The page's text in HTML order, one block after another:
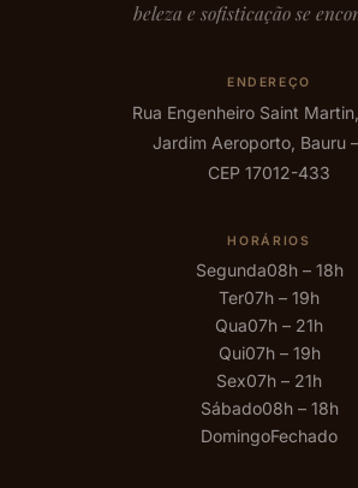
beleza e sofisticação se
ENDEREÇO
Rua Engenheiro Saint
Jardim Aeroporto, Bauru
CEP 17012-433
HORÁRIOS
Segunda08h – 18h
Ter07h – 19h
Qua07h – 21h
Qui07h – 19h
Sex07h – 21h
Sábado08h – 18h
DomingoFechado